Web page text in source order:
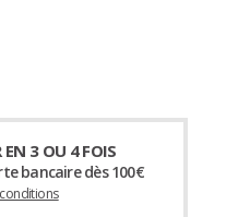
EN 3 OU 4 FOIS
bancaire dès 100€